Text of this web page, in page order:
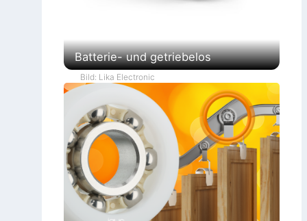
Batterie- und getriebelos
Bild: Lika Electronic